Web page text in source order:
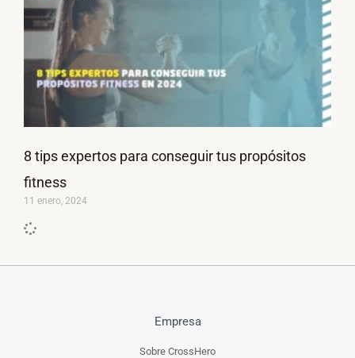
8 tips expertos para conseguir tus propósitos
fitness
11 enero, 2024
Empresa
Sobre CrossHero